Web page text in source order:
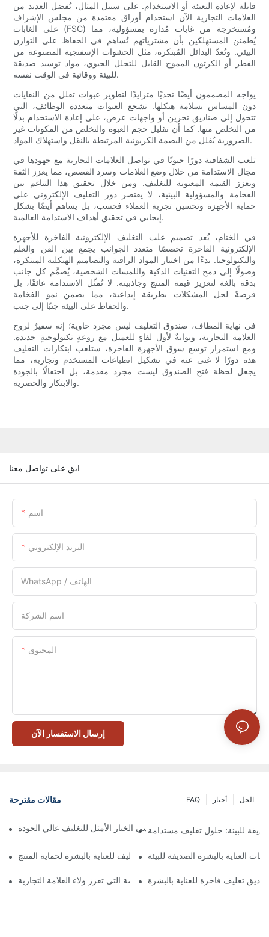
قابلة لإعادة التعبئة أو الاستخدام. على سبيل المثال، تُفضل العديد من
العلامات التجارية الآن استخدام أوراق معتمدة من مجلس الإشراف
على الغابات (FSC) ومُستخرجة من غابات مُدارة بمسؤولية، مما
يُطمئن المستهلكين بأن مشترياتهم تُساهم في الحفاظ على التوازن
البيئي. وتُعدّ البدائل المُبتكرة، مثل الحشوات الإسفنجية المصنوعة من
الفطر أو الكرتون المموج القابل للتحلل الحيوي، مواد توسيد صديقة
للبيئة ووقائية في الوقت نفسه.
يواجه المصممون أيضًا تحديًا متزايدًا لتطوير عبوات تقلل من النفايات
دون المساس بسلامة هيكلها. تشجع العبوات متعددة الوظائف، التي
تتحول إلى صناديق تخزين أو واجهات عرض، على إعادة الاستخدام بدلًا
من التخلص منها. كما أن تقليل حجم العبوة والتخلص من المكونات غير
الضرورية يُقلل من البصمة الكربونية المرتبطة بالنقل واستهلاك المواد.
تلعب الشفافية دورًا حيويًا في تواصل العلامات التجارية مع جهودها في
مجال الاستدامة من خلال وضع العلامات وسرد القصص، مما يعزز الثقة
ويعزز القيمة المعنوية للتغليف. ومن خلال تحقيق هذا التناغم بين
الفخامة والمسؤولية البيئية، لا يقتصر دور التغليف الإلكتروني على
حماية الأجهزة وتحسين تجربة العملاء فحسب، بل يساهم أيضًا بشكل
إيجابي في تحقيق أهداف الاستدامة العالمية.
في الختام، يُعد تصميم علب التغليف الإلكترونية الفاخرة للأجهزة
الإلكترونية الفاخرة تخصصًا متعدد الجوانب يجمع بين الفن والعلم
والتكنولوجيا. بدءًا من اختيار المواد الراقية والتصاميم الهيكلية المبتكرة،
وصولًا إلى دمج التقنيات الذكية واللمسات الشخصية، يُصمَّم كل جانب
بدقة بالغة لتعزيز قيمة المنتج وجاذبيته. لا تُمثّل الاستدامة عائقًا، بل
فرصةً لحل المشكلات بطريقة إبداعية، مما يضمن نمو الفخامة
والحفاظ على البيئة جنبًا إلى جنب.
في نهاية المطاف، صندوق التغليف ليس مجرد حاوية؛ إنه سفيرٌ لروح
العلامة التجارية، وبوابةٌ لأول لقاءٍ للعميل مع روعةٍ تكنولوجيةٍ جديدة.
ومع استمرار توسع سوق الأجهزة الفاخرة، ستلعب ابتكارات التغليف
هذه دورًا لا غنى عنه في تشكيل انطباعات المستخدم وتجاربه، مما
يجعل لحظة فتح الصندوق ليست مجرد مقدمة، بل احتفالًا بالجودة
والابتكار والحصرية.
ابق على تواصل معنا
اسم
البريد الإلكتروني
WhatsApp / الهاتف
اسم الشركة
المحتوى
إرسال الاستفسار الآن
مقالات مقترحة الحل أخبار FAQ
تُعدّ الصناديق ذات الإغلاق المغناطيسي الخيار الأمثل للتغليف عالي الجودة
للبيئة: حلول تغليف مستدامة
كيفية اختيار أفضل صندوق تغليف للعناية بالبشرة لحماية المنتج
العناية بالبشرة الصديقة للبيئة
صناديق تغليف العناية بالبشرة المخصصة التي تعزز ولاء العلامة التجارية
تغليف فاخرة للعناية بالبشرة